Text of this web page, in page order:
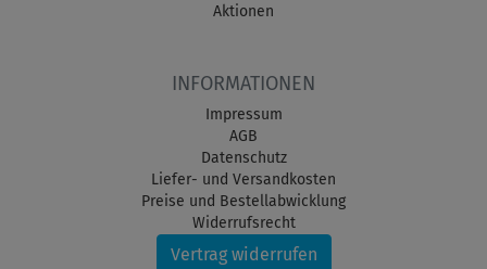
Aktionen
INFORMATIONEN
Impressum
AGB
Datenschutz
Liefer- und Versandkosten
Preise und Bestellabwicklung
Widerrufsrecht
Vertrag widerrufen